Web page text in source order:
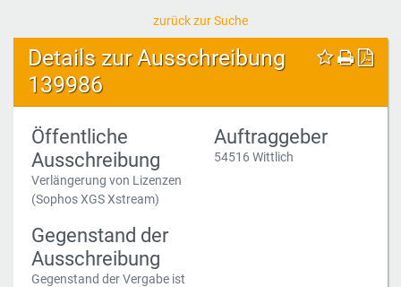
zurück zur Suche
Details zur Ausschreibung
139986
Öffentliche
Ausschreibung
Verlängerung von Lizenzen
(Sophos XGS Xstream)
Gegenstand der
Ausschreibung
Gegenstand der Vergabe ist
Auftraggeber
54516 Wittlich